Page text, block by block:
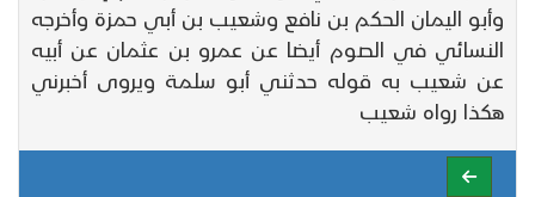
وأبو اليمان الحكم بن نافع وشعيب بن أبي حمزة وأخرجه
النسائي في الصوم أيضا عن عمرو بن عثمان عن أبيه
عن شعيب به قوله حدثني أبو سلمة ويروى أخبرني
هكذا رواه شعيب